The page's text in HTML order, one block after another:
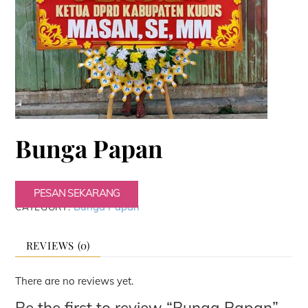
Bunga Papan
PESAN SEKARANG
CATEGORY:Bunga Papan
REVIEWS (0)
There are no reviews yet.